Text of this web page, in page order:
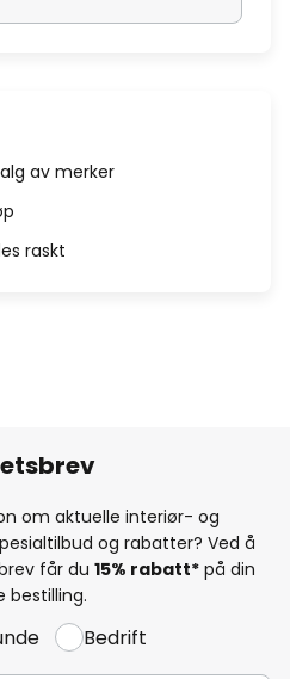
av merker
raskt
om aktuelle interiør- og
og rabatter? Ved å
får du 15% rabatt* på din
bestilling.
Bedrift